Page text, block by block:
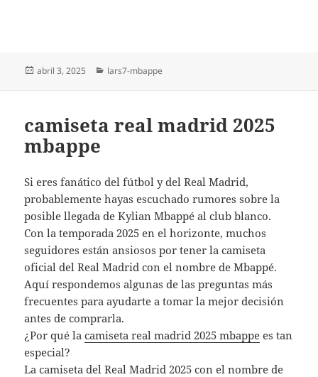
Publicado
abril 3, 2025 Categorías
lars7-mbappe
camiseta real madrid 2025
mbappe
Si eres fanático del fútbol y del Real Madrid,
probablemente hayas escuchado rumores sobre la
posible llegada de Kylian Mbappé al club blanco.
Con la temporada 2025 en el horizonte, muchos
seguidores están ansiosos por tener la camiseta
oficial del Real Madrid con el nombre de Mbappé.
Aquí respondemos algunas de las preguntas más
frecuentes para ayudarte a tomar la mejor decisión
antes de comprarla.
¿Por qué lacamiseta real madrid 2025 mbappe es tan
especial?
La camiseta del Real Madrid 2025 con el nombre de